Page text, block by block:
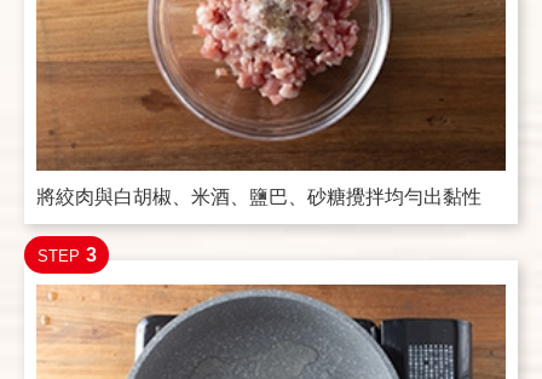
將絞肉與白胡椒、米酒、鹽巴、砂糖攪拌均勻出黏性
STEP 3